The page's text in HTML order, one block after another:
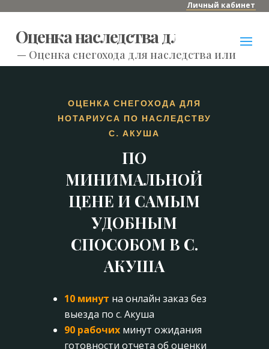
Личный кабинет
Оценка наследства для нотариуса
— Оценка снегохода для наследства или
ОЦЕНКА СНЕГОХОДА ДЛЯ
НОТАРИУСА ПО НАСЛЕДСТВУ
С. АКУША
ПО
МИНИМАЛЬНОЙ
ЦЕНЕ И САМЫМ
УДОБНЫМ
СПОСОБОМ В С.
АКУША
10 минут на онлайн заказ без
выезда по с. Акуша
90 рабочихминут ожидания
готовности отчета об оценки